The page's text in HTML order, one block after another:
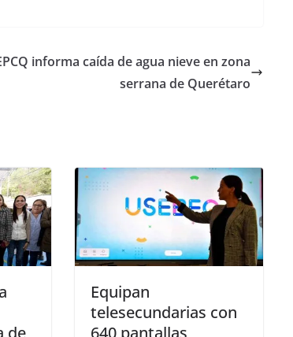
informa caída de agua nieve en zona
serrana de Querétaro
Equipan
telesecundarias con